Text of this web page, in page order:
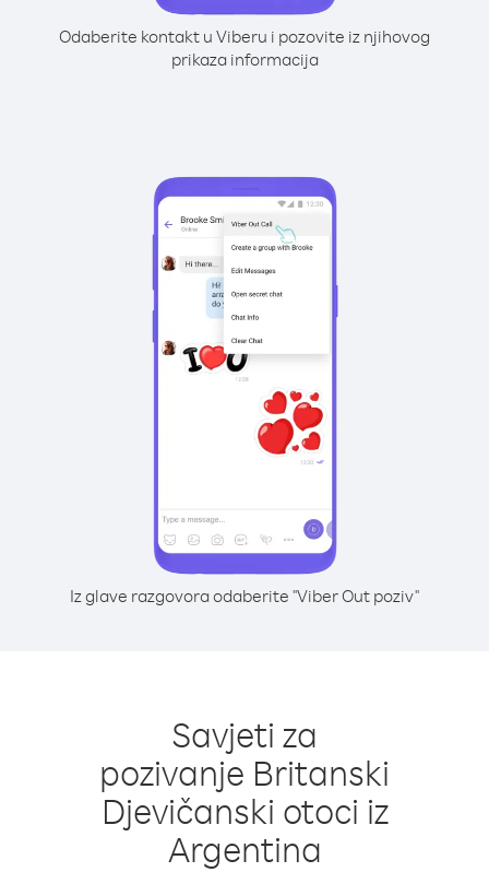
Odaberite kontakt u Viberu i pozovite iz njihovog
prikaza informacija
Iz glave razgovora odaberite "Viber Out poziv"
Savjeti za
pozivanje Britanski
Djevičanski otoci iz
Argentina